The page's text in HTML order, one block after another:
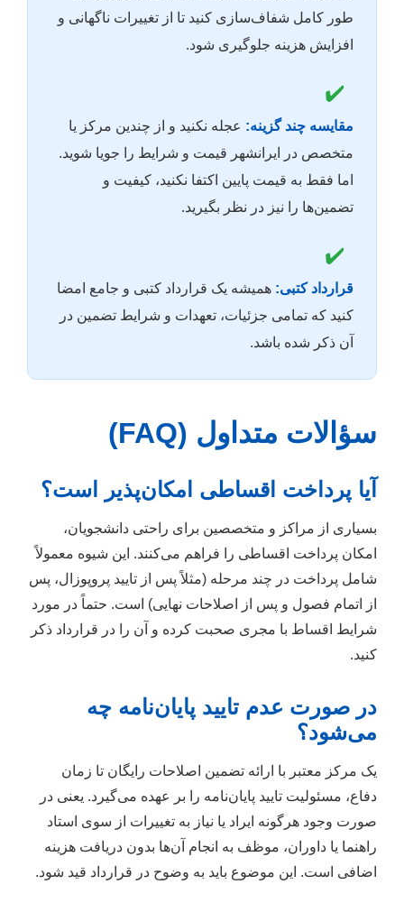
طور کامل شفاف‌سازی کنید تا از تغییرات ناگهانی و
افزایش هزینه جلوگیری شود.
✔️
مقایسه چند گزینه: عجله نکنید و از چندین مرکز یا
متخصص در ایرانشهر قیمت و شرایط را جویا شوید.
اما فقط به قیمت پایین اکتفا نکنید، کیفیت و
تضمین‌ها را نیز در نظر بگیرید.
✔️
قرارداد کتبی: همیشه یک قرارداد کتبی و جامع امضا
کنید که تمامی جزئیات، تعهدات و شرایط تضمین در
آن ذکر شده باشد.
سؤالات متداول (FAQ)
آیا پرداخت اقساطی امکان‌پذیر است؟
بسیاری از مراکز و متخصصین برای راحتی دانشجویان،
امکان پرداخت اقساطی را فراهم می‌کنند. این شیوه معمولاً
شامل پرداخت در چند مرحله (مثلاً پس از تایید پروپوزال، پس
از اتمام فصول و پس از اصلاحات نهایی) است. حتماً در مورد
شرایط اقساط با مجری صحبت کرده و آن را در قرارداد ذکر
کنید.
در صورت عدم تایید پایان‌نامه چه
می‌شود؟
یک مرکز معتبر با ارائه تضمین اصلاحات رایگان تا زمان
دفاع، مسئولیت تایید پایان‌نامه را بر عهده می‌گیرد. یعنی در
صورت وجود هرگونه ایراد یا نیاز به تغییرات از سوی استاد
راهنما یا داوران، موظف به انجام آن‌ها بدون دریافت هزینه
اضافی است. این موضوع باید به وضوح در قرارداد قید شود.